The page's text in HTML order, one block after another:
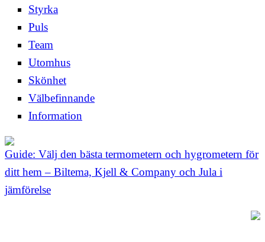
Styrka
Puls
Team
Utomhus
Skönhet
Välbefinnande
Information
Guide: Välj den bästa termometern och hygrometern för
ditt hem – Biltema, Kjell & Company och Jula i
jämförelse